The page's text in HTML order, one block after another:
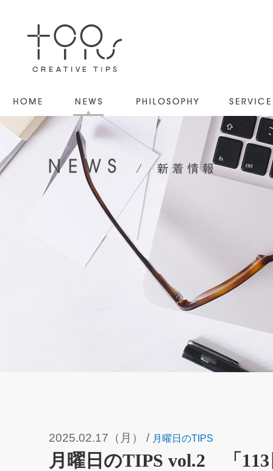
2025.02.17（月） / 月曜日のTIPS
月曜日のTIPS vol.2 「113